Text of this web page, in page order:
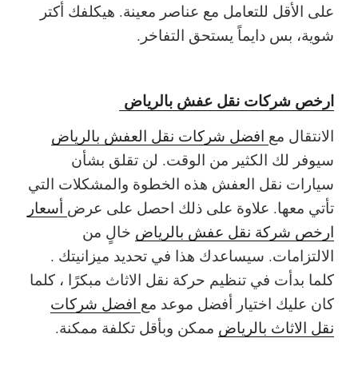
على الأقل للتعامل مع عناصر معينة. هيكلفك أكتر
شوية، بس دايماً يستحق التفاخر.
ارخص شركات نقل عفش بالرياض
الانتقال مع افضل شركات نقل العفش بالرياض
سيوفر لك الكثير من الوقت. لن تقلق بشأن
سيارات نقل العفش هذه الخطوة والمشكلات التي
تأتي معها. علاوة على ذلك احصل على عرض أسعار
ارخص شركة نقل عفش بالرياض خالٍ من
الالتزامات. سيساعدك هذا في تحديد ميزانيتك .
كلما بدأت في تنظيم حركة نقل الاثاث مبكرًا ، كلما
كان عليك اختيار أفضل موعد مع افضل شركات
نقل الاثاث بالرياض ممكن وبأقل تكلفة ممكنة.